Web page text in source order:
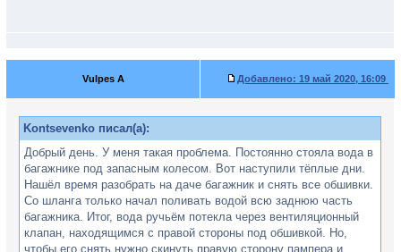
Vulpes A Добавлено: 19 май 2020, 16:09
Kontsevenko писал(а):
Добрый день. У меня такая проблема. Постоянно стояла вода в
багажнике под запасным колесом. Вот наступили тёплые дни.
Нашёл время разобрать на даче багажник и снять все обшивки.
Со шланга только начал поливать водой всю заднюю часть
багажника. Итог, вода ручьём потекла через вентиляционный
клапан, находящимся с правой стороны под обшивкой. Но,
чтобы его снять нужно скинуть правую сторону пампера и